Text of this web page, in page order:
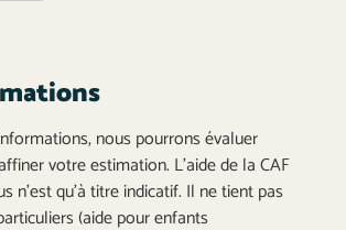
nous pourrons évaluer
votre estimation. L'aide de la CAF
n'est qu'à titre indicatif. Il ne tient pas
(aide pour enfants